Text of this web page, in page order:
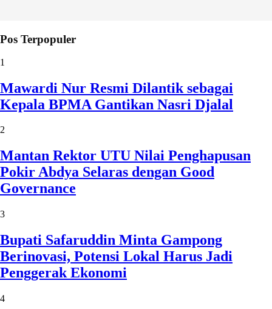
Pos Terpopuler
1
Mawardi Nur Resmi Dilantik sebagai
Kepala BPMA Gantikan Nasri Djalal
2
Mantan Rektor UTU Nilai Penghapusan
Pokir Abdya Selaras dengan Good
Governance
3
Bupati Safaruddin Minta Gampong
Berinovasi, Potensi Lokal Harus Jadi
Penggerak Ekonomi
4